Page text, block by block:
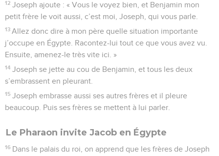
12 Joseph ajoute : « Vous le voyez bien, et Benjamin mon
petit frère le voit aussi, c’est moi, Joseph, qui vous parle.
13 Allez donc dire à mon père quelle situation importante
j’occupe en Égypte. Racontez-lui tout ce que vous avez vu.
Ensuite, amenez-le très vite ici. »
14 Joseph se jette au cou de Benjamin, et tous les deux
s’embrassent en pleurant.
15 Joseph embrasse aussi ses autres frères et il pleure
beaucoup. Puis ses frères se mettent à lui parler.
Le Pharaon invite Jacob en Égypte
16 Dans le palais du roi, on apprend que les frères de Joseph